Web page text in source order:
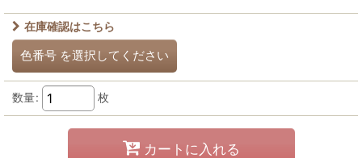
在庫確認はこちら
色番号 を選択してください
数量: 枚
カートに入れる